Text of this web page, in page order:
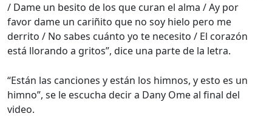
/ Dame un besito de los que curan el alma / Ay por
favor dame un cariñito que no soy hielo pero me
derrito / No sabes cuánto yo te necesito / El corazón
está llorando a gritos”, dice una parte de la letra.
“Están las canciones y están los himnos, y esto es un
himno”, se le escucha decir a Dany Ome al final del
video.